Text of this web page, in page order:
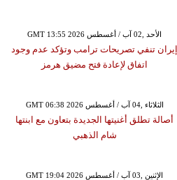
GMT 13:55 2026 الأحد ,02 آب / أغسطس
إيران تنفي تصريحات ترامب وتؤكد عدم وجود
اتفاق لإعادة فتح مضيق هرمز
GMT 06:38 2026 الثلاثاء ,04 آب / أغسطس
أصالة تطلق أغنيتها الجديدة بتعاون مع ابنتها
شام الذهبي
GMT 19:04 2026 الإثنين ,03 آب / أغسطس